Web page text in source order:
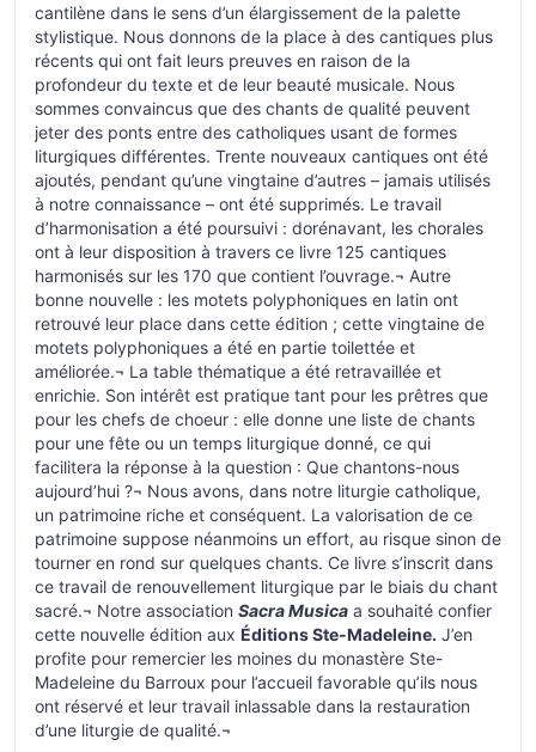
cantilène dans le sens d’un élargissement de la palette
stylistique. Nous donnons de la place à des cantiques plus
récents qui ont fait leurs preuves en raison de la
profondeur du texte et de leur beauté musicale. Nous
sommes convaincus que des chants de qualité peuvent
jeter des ponts entre des catholiques usant de formes
liturgiques différentes. Trente nouveaux cantiques ont été
ajoutés, pendant qu’une vingtaine d’autres – jamais utilisés
à notre connaissance – ont été supprimés. Le travail
d’harmonisation a été poursuivi : dorénavant, les chorales
ont à leur disposition à travers ce livre 125 cantiques
harmonisés sur les 170 que contient l’ouvrage.¬ Autre
bonne nouvelle : les motets polyphoniques en latin ont
retrouvé leur place dans cette édition ; cette vingtaine de
motets polyphoniques a été en partie toilettée et
améliorée.¬ La table thématique a été retravaillée et
enrichie. Son intérêt est pratique tant pour les prêtres que
pour les chefs de choeur : elle donne une liste de chants
pour une fête ou un temps liturgique donné, ce qui
facilitera la réponse à la question : Que chantons-nous
aujourd’hui ?¬ Nous avons, dans notre liturgie catholique,
un patrimoine riche et conséquent. La valorisation de ce
patrimoine suppose néanmoins un effort, au risque sinon de
tourner en rond sur quelques chants. Ce livre s’inscrit dans
ce travail de renouvellement liturgique par le biais du chant
sacré.¬ Notre association Sacra Musica a souhaité confier
cette nouvelle édition aux Éditions Ste-Madeleine. J’en
profite pour remercier les moines du monastère Ste-
Madeleine du Barroux pour l’accueil favorable qu’ils nous
ont réservé et leur travail inlassable dans la restauration
d’une liturgie de qualité.¬